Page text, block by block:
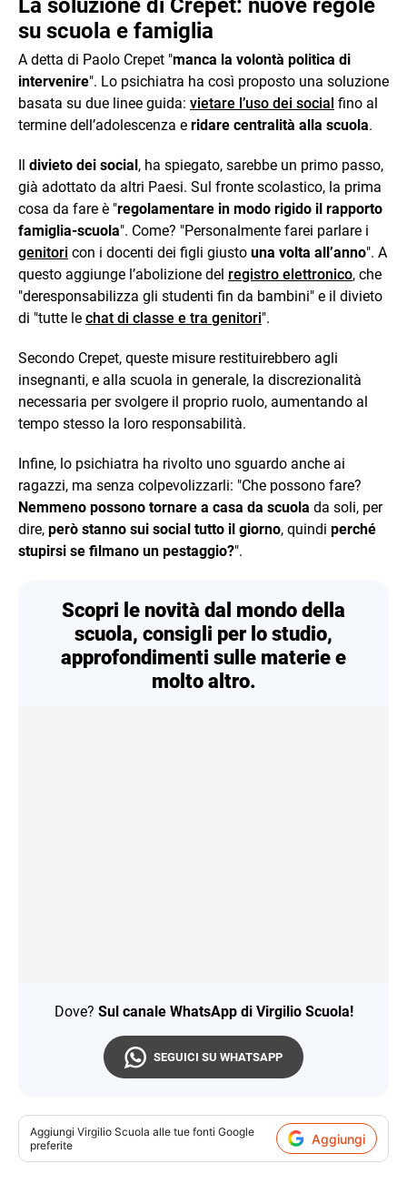
La soluzione di Crepet: nuove regole
su scuola e famiglia
A detta di Paolo Crepet "manca la volontà politica di
intervenire". Lo psichiatra ha così proposto una soluzione
basata su due linee guida: vietare l’uso dei social fino al
termine dell’adolescenza e ridare centralità alla scuola.
Il divieto dei social, ha spiegato, sarebbe un primo passo,
già adottato da altri Paesi. Sul fronte scolastico, la prima
cosa da fare è "regolamentare in modo rigido il rapporto
famiglia-scuola". Come? "Personalmente farei parlare i
genitori con i docenti dei figli giusto una volta all’anno". A
questo aggiunge l’abolizione del registro elettronico, che
"deresponsabilizza gli studenti fin da bambini" e il divieto
di "tutte le chat di classe e tra genitori".
Secondo Crepet, queste misure restituirebbero agli
insegnanti, e alla scuola in generale, la discrezionalità
necessaria per svolgere il proprio ruolo, aumentando al
tempo stesso la loro responsabilità.
Infine, lo psichiatra ha rivolto uno sguardo anche ai
ragazzi, ma senza colpevolizzarli: "Che possono fare?
Nemmeno possono tornare a casa da scuola da soli, per
dire, però stanno sui social tutto il giorno, quindi perché
stupirsi se filmano un pestaggio?".
Scopri le novità dal mondo della
scuola, consigli per lo studio,
approfondimenti sulle materie e
molto altro.
Dove? Sul canale WhatsApp di Virgilio Scuola!
SEGUICI SU WHATSAPP
Aggiungi Virgilio Scuola alle tue fonti Google
preferite
Aggiungi